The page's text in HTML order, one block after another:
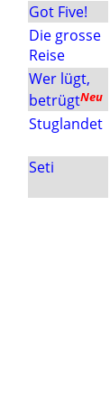
Got Five!
Die grosse
Reise
Wer lügt,
betrügtNeu
Stuglandet
Seti